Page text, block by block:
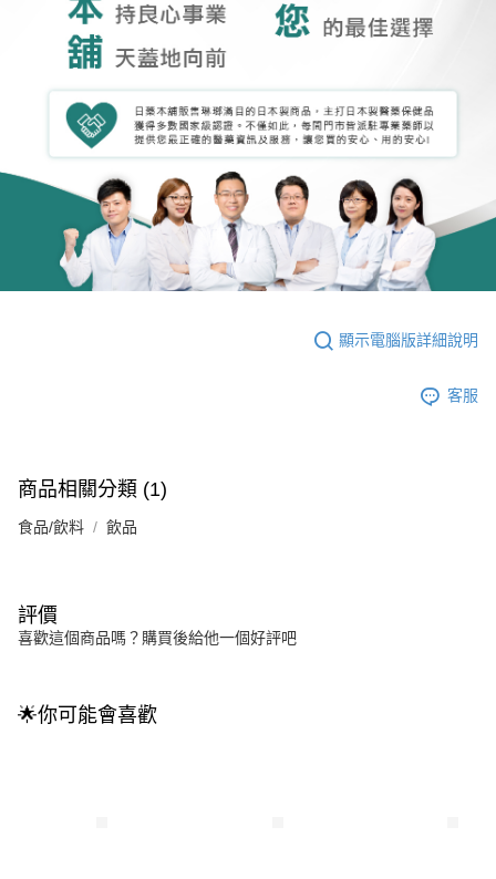
顯示電腦版詳細說明
客服
商品相關分類 (1)
食品/飲料 飲品
評價
喜歡這個商品嗎？購買後給他一個好評吧
🌟你可能會喜歡